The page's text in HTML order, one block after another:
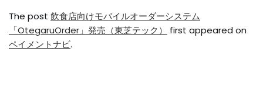
The post 飲食店向けモバイルオーダーシステム
「OtegaruOrder」発売（東芝テック）
first appeared on
ペイメントナビ.